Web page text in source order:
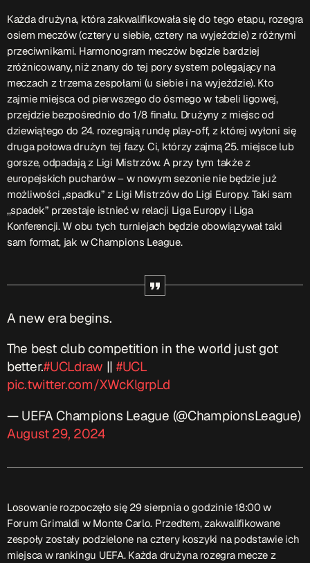
search
ON AIR
Upcoming shows
TOP CHART
Każda drużyna, która zakwalifikowała się do tego etapu, rozegra
osiem meczów (cztery u siebie, cztery na wyjeździe) z różnymi
przeciwnikami. Harmonogram meczów będzie bardziej
zróżnicowany, niż znany do tej pory system polegający na
meczach z trzema zespołami (u siebie i na wyjeździe). Kto
zajmie miejsca od pierwszego do ósmego w tabeli ligowej,
przejdzie bezpośrednio do 1/8 finału. Drużyny z miejsc od
dziewiątego do 24. rozegrają rundę play-off, z której wyłoni się
druga połowa drużyn tej fazy. Ci, którzy zajmą 25. miejsce lub
gorsze, odpadają z Ligi Mistrzów. A przy tym także z
europejskich pucharów – w nowym sezonie nie będzie już
możliwości ,,spadku” z Ligi Mistrzów do Ligi Europy. Taki sam
,,spadek” przestaje istnieć w relacji Liga Europy i Liga
Konferencji. W obu tych turniejach będzie obowiązywał taki
sam format, jak w Champions League.
A new era begins.
The best club competition in the world just got
better.#UCLdraw || #UCL
pic.twitter.com/XWcKlgrpLd
— UEFA Champions League (@ChampionsLeague)
August 29, 2024
Losowanie rozpoczęło się 29 sierpnia o godzinie 18:00 w
Forum Grimaldi w Monte Carlo. Przedtem, zakwalifikowane
zespoły zostały podzielone na cztery koszyki na podstawie ich
miejsca w rankingu UEFA. Każda drużyna rozegra mecze z